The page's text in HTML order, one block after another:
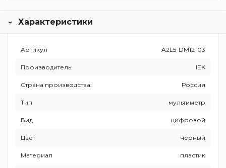
Характеристики
Артикул A2L5-DM12-03
Производитель: IEK
Страна производства: Россия
Тип мультиметр
Вид цифровой
Цвет черный
Материал пластик